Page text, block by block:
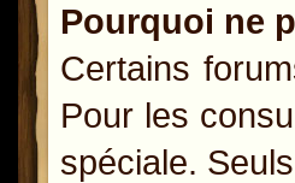
Pourquoi ne
Certains
Pour les
spéciale.